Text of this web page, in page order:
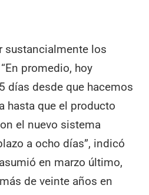
sustancialmente los
promedio, hoy
días desde que hacemos
hasta que el producto
el nuevo sistema
a ocho días”, indicó
en marzo último,
de veinte años en